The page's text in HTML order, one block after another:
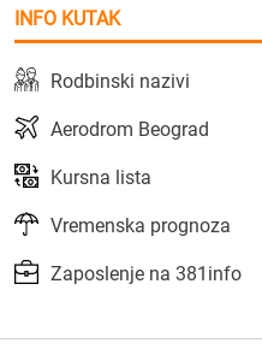
INFO KUTAK
Rodbinski nazivi
Aerodrom Beograd
Kursna lista
Vremenska prognoza
Zaposlenje na 381info